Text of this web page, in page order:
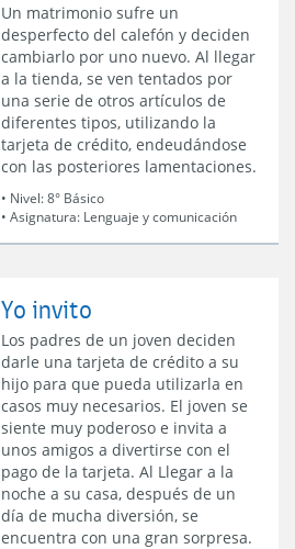
Un matrimonio sufre un
desperfecto del calefón y deciden
cambiarlo por uno nuevo. Al llegar
a la tienda, se ven tentados por
una serie de otros artículos de
diferentes tipos, utilizando la
tarjeta de crédito, endeudándose
con las posteriores lamentaciones.
• Nivel:8° Básico
• Asignatura: Lenguaje y comunicación
Yo invito
Los padres de un joven deciden
darle una tarjeta de crédito a su
hijo para que pueda utilizarla en
casos muy necesarios. El joven se
siente muy poderoso e invita a
unos amigos a divertirse con el
pago de la tarjeta. Al Llegar a la
noche a su casa, después de un
día de mucha diversión, se
encuentra con una gran sorpresa.